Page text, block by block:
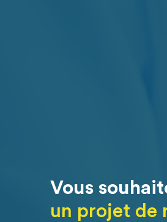
Vous
un projet de